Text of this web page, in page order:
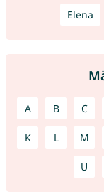
Elena
A B C
K L M
U